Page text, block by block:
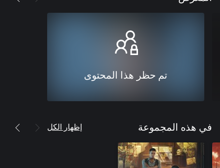
تم حظر هذا المحتوى
في هذه المجموعة إظهار الكل